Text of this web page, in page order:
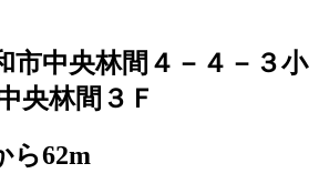
市中央林間４－４－３小
央林間３Ｆ
ら62m